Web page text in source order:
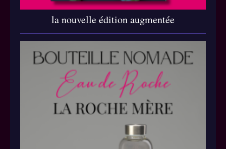
la nouvelle édition augmentée